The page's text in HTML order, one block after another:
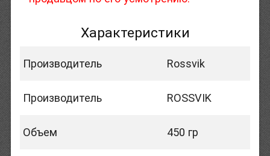
Характеристики
Производитель Rossvik
Производитель ROSSVIK
Объем 450 гр